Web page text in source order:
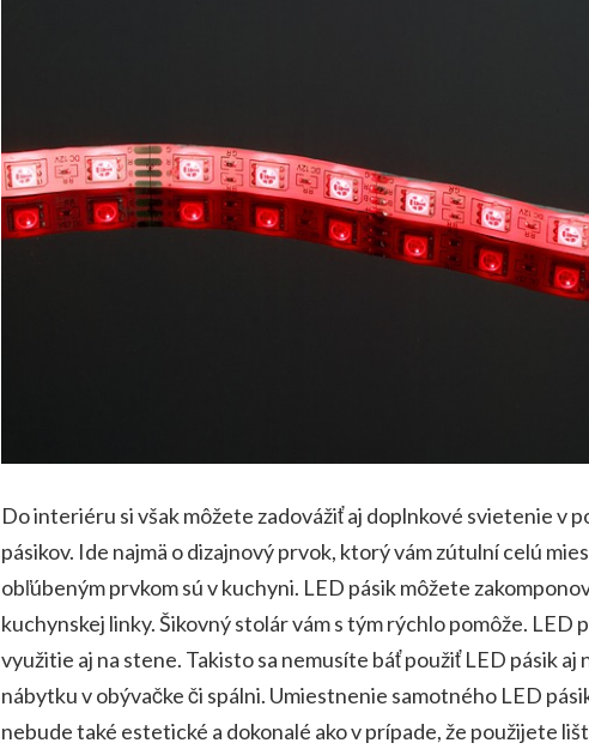
Do interiéru si však môžete zadovážiť aj doplnkové svietenie v
pásikov. Ide najmä o dizajnový prvok, ktorý vám zútulní celú
obľúbeným prvkom sú v kuchyni. LED pásik môžete
kuchynskej linky. Šikovný stolár vám s tým rýchlo pomôže. LED
využitie aj na stene. Takisto sa nemusíte báť použiť LED pásik aj
nábytku v obývačke či spálni. Umiestnenie samotného LED
nebude také estetické a dokonalé ako v prípade, že použijete